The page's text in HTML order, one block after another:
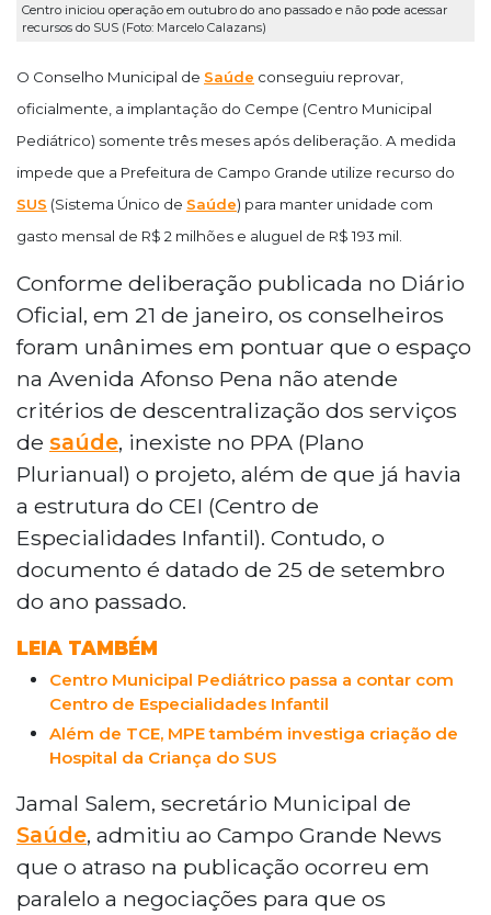
Centro iniciou operação em outubro do ano passado e não pode acessar
recursos do SUS (Foto: Marcelo Calazans)
O Conselho Municipal de Saúde conseguiu reprovar,
oficialmente, a implantação do Cempe (Centro Municipal
Pediátrico) somente três meses após deliberação. A medida
impede que a Prefeitura de Campo Grande utilize recurso do
SUS (Sistema Único de Saúde) para manter unidade com
gasto mensal de R$ 2 milhões e aluguel de R$ 193 mil.
Conforme deliberação publicada no Diário
Oficial, em 21 de janeiro, os conselheiros
foram unânimes em pontuar que o espaço
na Avenida Afonso Pena não atende
critérios de descentralização dos serviços
de saúde, inexiste no PPA (Plano
Plurianual) o projeto, além de que já havia
a estrutura do CEI (Centro de
Especialidades Infantil). Contudo, o
documento é datado de 25 de setembro
do ano passado.
LEIA TAMBÉM
Centro Municipal Pediátrico passa a contar com
Centro de Especialidades Infantil
Além de TCE, MPE também investiga criação de
Hospital da Criança do SUS
Jamal Salem, secretário Municipal de
Saúde, admitiu ao Campo Grande News
que o atraso na publicação ocorreu em
paralelo a negociações para que os